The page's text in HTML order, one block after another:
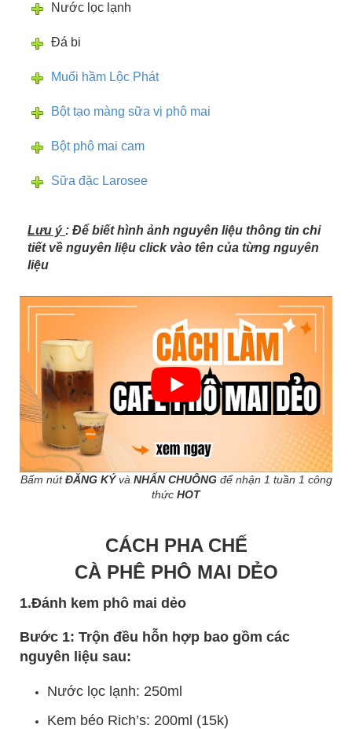
Nước lọc lạnh
Đá bi
Muối hầm Lộc Phát
Bột tạo màng sữa vị phô mai
Bột phô mai cam
Sữa đặc Larosee
Lưu ý : Để biết hình ảnh nguyên liệu thông tin chi
tiết về nguyên liệu click vào tên của từng nguyên
liệu
Bấm nútĐĂNG KÝvà NHẤN CHUÔNG để nhận 1 tuần 1 công
thức HOT
CÁCH PHA CHẾ
CÀ PHÊ PHÔ MAI DẺO
1.Đánh kem phô mai dẻo
Bước 1: Trộn đều hỗn hợp bao gồm các
nguyên liệu sau:
Nước lọc lạnh: 250ml
Kem béo Rich’s: 200ml (15k)